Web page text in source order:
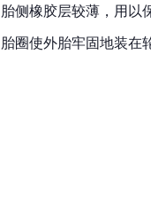
胎侧橡胶层较薄，用以
胎圈使外胎牢固地装在